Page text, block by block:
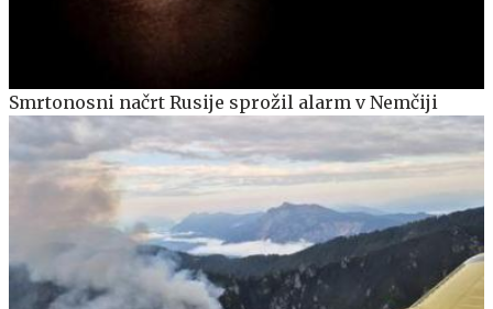
Smrtonosni načrt Rusije sprožil alarm v Nemčiji